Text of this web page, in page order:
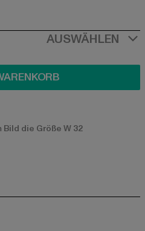
AUSWÄHLEN
die Größe W 32